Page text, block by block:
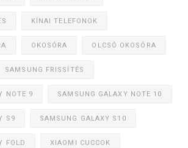
KÍNAI TELEFONOK
OKOSÓRA OLCSÓ OKOSÓRA
SAMSUNG FRISSÍTÉS
NOTE 9 SAMSUNG GALAXY NOTE 10
S9 SAMSUNG GALAXY S10
FOLD XIAOMI CUCCOK